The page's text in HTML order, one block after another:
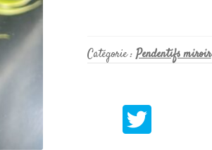
Catégorie :Pendentifs miroir